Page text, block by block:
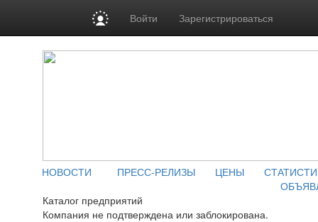
Войти Зарегистрироваться
НОВОСТИ ПРЕСС-РЕЛИЗЫ ЦЕНЫ
Каталог предприятий
Компания не подтверждена или заблокирована.